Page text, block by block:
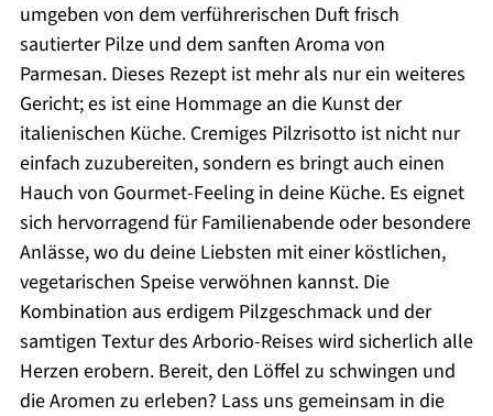
umgeben von dem verführerischen Duft frisch
sautierter Pilze und dem sanften Aroma von
Parmesan. Dieses Rezept ist mehr als nur ein weiteres
Gericht; es ist eine Hommage an die Kunst der
italienischen Küche. Cremiges Pilzrisotto ist nicht nur
einfach zuzubereiten, sondern es bringt auch einen
Hauch von Gourmet-Feeling in deine Küche. Es eignet
sich hervorragend für Familienabende oder besondere
Anlässe, wo du deine Liebsten mit einer köstlichen,
vegetarischen Speise verwöhnen kannst. Die
Kombination aus erdigem Pilzgeschmack und der
samtigen Textur des Arborio-Reises wird sicherlich alle
Herzen erobern. Bereit, den Löffel zu schwingen und
die Aromen zu erleben? Lass uns gemeinsam in die